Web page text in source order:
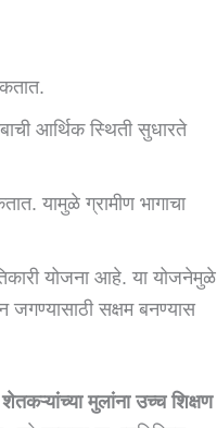
आर्थिक स्थिती सुधारते
यामुळे ग्रामीण भागाचा
योजना आहे. या योजनेमुळे
जगण्यासाठी सक्षम बनण्यास
मुलांना उच्च शिक्षण